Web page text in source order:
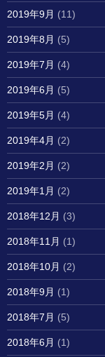
2019年9月 (11)
2019年8月 (5)
2019年7月 (4)
2019年6月 (5)
2019年5月 (4)
2019年4月 (2)
2019年2月 (2)
2019年1月 (2)
2018年12月 (3)
2018年11月 (1)
2018年10月 (2)
2018年9月 (1)
2018年7月 (5)
2018年6月 (1)